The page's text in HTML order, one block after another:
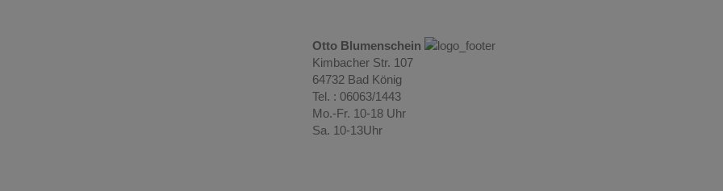
Otto Blumenschein
Kimbacher Str. 107
64732 Bad König
Tel. : 06063/1443
Mo.-Fr. 10-18 Uhr
Sa. 10-13Uhr